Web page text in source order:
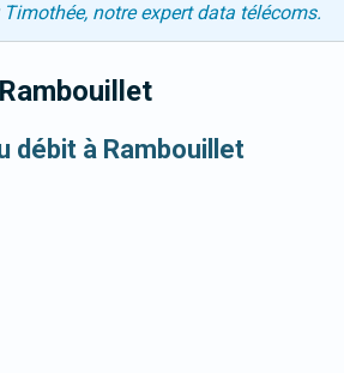
Timothée, notre expert data télécoms.
débit à Rambouillet